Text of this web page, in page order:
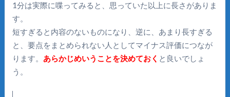
1分は実際に喋ってみると、思っていた以上に長さがありま
す。
短すぎると内容のないものになり、逆に、あまり長すぎる
と、要点をまとめられない人としてマイナス評価につなが
ります。 あらかじめいうことを決めておく と良いでしょ
う。